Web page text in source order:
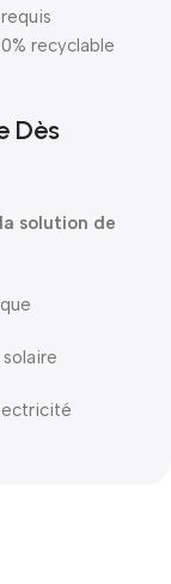
recyclable
Dès
la solution de